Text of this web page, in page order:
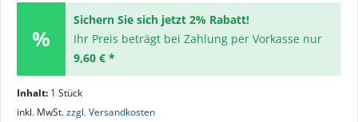
Sichern Sie sich jetzt 2% Rabatt!
Ihr Preis beträgt bei Zahlung per Vorkasse nur
9,60 € *
Inhalt: 1 Stück
inkl. MwSt.zzgl. Versandkosten